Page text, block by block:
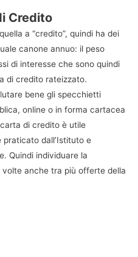
Credito
a “credito”, quindi ha dei
canone annuo: il peso
di interesse che sono quindi
di credito rateizzato.
bene gli specchietti
online o in forma cartacea
di credito è utile
dall’Istituto e
Quindi individuare la
volte anche tra più offerte della